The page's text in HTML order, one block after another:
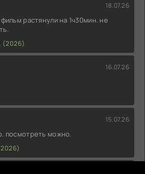
18.07.26
растянули на 1ч30мин. не
16.07.26
15.07.26
посмотреть можно.